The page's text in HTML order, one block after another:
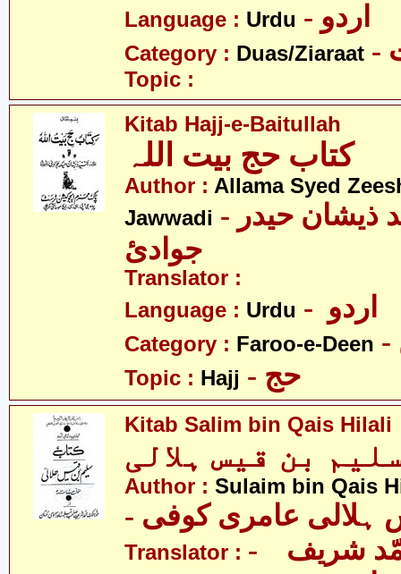
Language : Urdu - اردو
Category : Duas/Ziaraat
Topic :
Kitab Hajj-e-Baitullah
کتاب حج بیت اللہ
Author : Allama Syed
Jawwadi - علامہ سیّد ذیشان حیدر
جوادئ
Translator :
Language : Urdu
Category : Faroo-e-Deen
Topic : Hajj - حج
Kitab Salim bin Qais Hilali
Author : Sulaim bin Qais
ہلالی عامری کوفی
Translator : شریف